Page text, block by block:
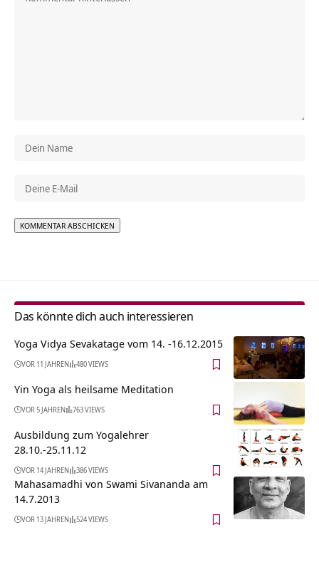
Das könnte dich auch interessieren
Yoga Vidya Sevakatage vom 14. -16.12.2015
VOR 11 JAHREN 480 VIEWS
Yin Yoga als heilsame Meditation
VOR 5 JAHREN 763 VIEWS
Ausbildung zum Yogalehrer
28.10.-25.11.12
VOR 14 JAHREN 386 VIEWS
Mahasamadhi von Swami Sivananda am
14.7.2013
VOR 13 JAHREN 524 VIEWS